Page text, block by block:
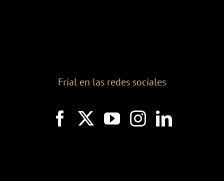
Frial en las redes sociales